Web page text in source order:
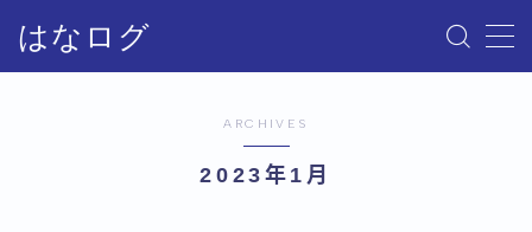
はなログ
ARCHIVES
2023年1月